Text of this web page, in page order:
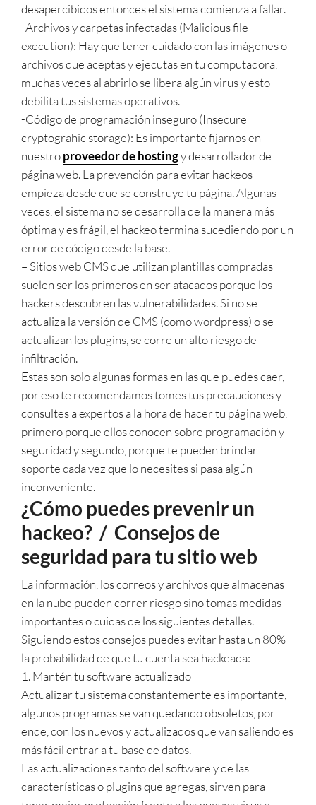
desapercibidos entonces el sistema comienza a fallar.
-Archivos y carpetas infectadas (Malicious file
execution): Hay que tener cuidado con las imágenes o
archivos que aceptas y ejecutas en tu computadora,
muchas veces al abrirlo se libera algún virus y esto
debilita tus sistemas operativos.
-Código de programación inseguro (Insecure
cryptograhic storage): Es importante fijarnos en
nuestroproveedor de hostingy desarrollador de
página web. La prevención para evitar hackeos
empieza desde que se construye tu página. Algunas
veces, el sistema no se desarrolla de la manera más
óptima y es frágil, el hackeo termina sucediendo por un
error de código desde la base.
– Sitios web CMS que utilizan plantillas compradas
suelen ser los primeros en ser atacados porque los
hackers descubren las vulnerabilidades. Si no se
actualiza la versión de CMS (como wordpress) o se
actualizan los plugins, se corre un alto riesgo de
infiltración.
Estas son solo algunas formas en las que puedes caer,
por eso te recomendamos tomes tus precauciones y
consultes a expertos a la hora de hacer tu página web,
primero porque ellos conocen sobre programación y
seguridad y segundo, porque te pueden brindar
soporte cada vez que lo necesites si pasa algún
inconveniente.
¿Cómo puedes prevenir un
hackeo? / Consejos de
seguridad para tu sitio web
La información, los correos y archivos que almacenas
en la nube pueden correr riesgo sino tomas medidas
importantes o cuidas de los siguientes detalles.
Siguiendo estos consejos puedes evitar hasta un 80%
la probabilidad de que tu cuenta sea hackeada:
1. Mantén tu software actualizado
Actualizar tu sistema constantemente es importante,
algunos programas se van quedando obsoletos, por
ende, con los nuevos y actualizados que van saliendo es
más fácil entrar a tu base de datos.
Las actualizaciones tanto del software y de las
características o plugins que agregas, sirven para